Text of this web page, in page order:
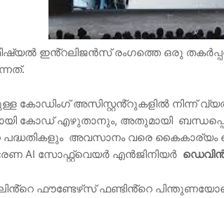
ഇൻ്റലിജൻസ് രംഗത്തെ ഒരു
കോഡിംഗ് അസിസ്റ്റൻ്റുകളിൽ നിന്ന്
കോഡ് എഴുതാനും, അതുമായി
പദ്ധതികളും അവസാനം വരെ
AI സോഫ്റ്റ്‌വെയർ എൻജിനിയർ
ഫൗണ്ടേഴ്‌സ് ഫണ്ടിൻ്റെ